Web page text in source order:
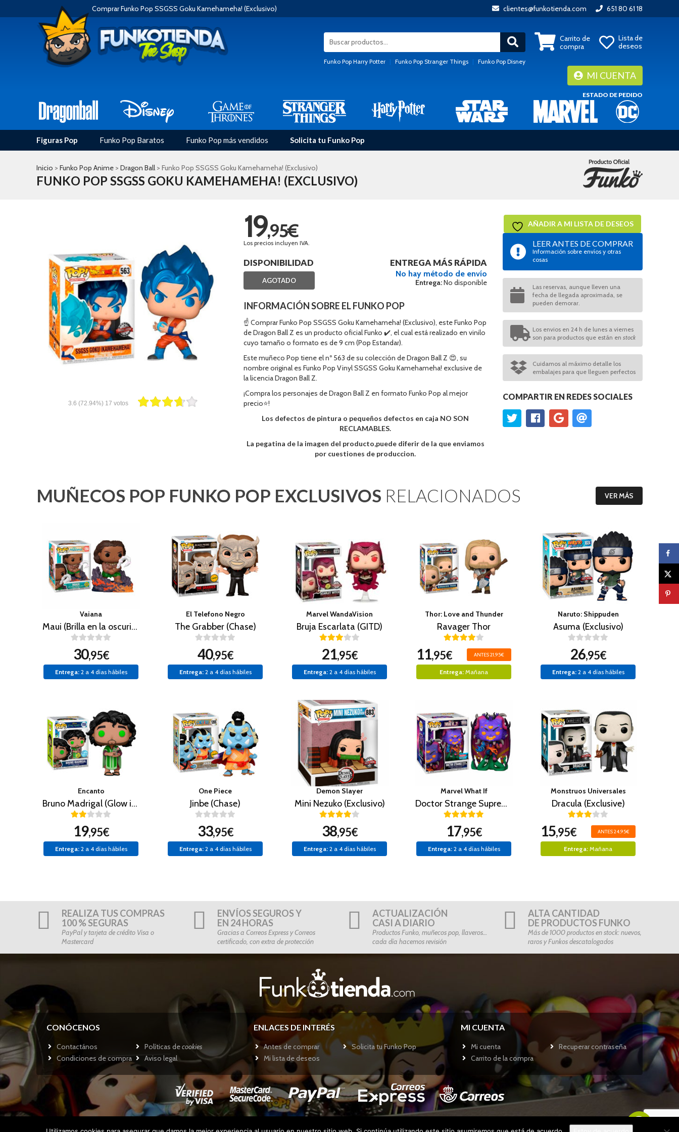
Comprar Funko Pop SSGSS Goku Kamehameha! (Exclusivo) clientes@funkotienda.com 651 80 61 18
Funko Pop Harry Potter | Funko Pop Stranger Things | Funko Pop Disney
Carrito de
compra
Lista de
deseos
MI CUENTA
ESTADO DE PEDIDO
Figuras Pop Funko Pop Baratos Funko Pop más vendidos Solicita tu Funko Pop
Inicio > Funko Pop Anime > Dragon Ball > Funko Pop SSGSS Goku Kamehameha! (Exclusivo)
FUNKO POP SSGSS GOKU KAMEHAMEHA! (EXCLUSIVO)
3.6 (72.94%) 17 votos
19,95€
Los precios incluyen IVA.
DISPONIBILIDAD
AGOTADO
ENTREGA MÁS RÁPIDA
No hay método de envío
Entrega:No disponible
INFORMACIÓN SOBRE EL FUNKO POP
☝ Comprar Funko Pop SSGSS Goku Kamehameha! (Exclusivo), este Funko Pop
de Dragon Ball Z es un producto oficial Funko ✔️, el cual está realizado en vinilo
cuyo tamaño o formato es de 9 cm (Pop Estandar).
Este muñeco Pop tiene el nº 563 de su colección de Dragon Ball Z 😍, su
nombre original es Funko Pop Vinyl SSGSS Goku Kamehameha! exclusive de
la licencia Dragon Ball Z.
¡Compra los personajes de Dragon Ball Z en formato Funko Pop al mejor
precio⭐!
Los defectos de pintura o pequeños defectos en caja NO SON
RECLAMABLES.
La pegatina de la imagen del producto,puede diferir de la que enviamos
por cuestiones de produccion.
AÑADIR A MI LISTA DE DESEOS
LEER ANTES DE COMPRAR
Información sobre envíos y otras
cosas
Las reservas, aunque lleven una
fecha de llegada aproximada, se
pueden demorar.
Los envios en 24 h de lunes a viernes
son para productos que están en stock
Cuidamos al máximo detalle los
embalajes para que lleguen perfectos
COMPARTIR EN REDES SOCIALES
MUÑECOS POP FUNKO POP EXCLUSIVOS RELACIONADOS VER MÁS
Vaiana
Maui (Brilla en la oscuridad)
30,95€
Entrega:2 a 4 días hábiles
El Telefono Negro
The Grabber (Chase)
40,95€
Entrega:2 a 4 días hábiles
Marvel WandaVision
Bruja Escarlata (GITD)
21,95€
Entrega:2 a 4 días hábiles
Thor: Love and Thunder
Ravager Thor
11,95€ ANTES 21,95€
Entrega: Mañana
Naruto: Shippuden
Asuma (Exclusivo)
26,95€
Entrega:2 a 4 días hábiles
Encanto
Bruno Madrigal (Glow in the Dark)
19,95€
Entrega:2 a 4 días hábiles
One Piece
Jinbe (Chase)
33,95€
Entrega:2 a 4 días hábiles
Demon Slayer
Mini Nezuko (Exclusivo)
38,95€
Entrega:2 a 4 días hábiles
Marvel What If
Doctor Strange Supreme Unleashed (Fall Convention 2021)
17,95€
Entrega:2 a 4 días hábiles
Monstruos Universales
Dracula (Exclusive)
15,95€ ANTES 24,95€
Entrega: Mañana
REALIZA TUS COMPRAS
100 % SEGURAS
PayPal y tarjeta de crédito Visa o
Mastercard
ENVÍOS SEGUROS Y
EN 24 HORAS
Gracias a Correos Express y Correos
certificado, con extra de protección
ACTUALIZACIÓN
CASI A DIARIO
Productos Funko, muñecos pop, llaveros…
cada día hacemos revisión
ALTA CANTIDAD
DE PRODUCTOS FUNKO
Más de 1000 productos en stock: nuevos,
raros y Funkos descatalogados
CONÓCENOS
Contactános Políticas decookies
Condiciones de compra
Aviso legal
ENLACES DE INTERÉS
Antes de comprar
Solicita tu Funko Pop
Mi lista de deseos
MI CUENTA
Mi cuenta
Recuperar contraseña
Carrito de la compra